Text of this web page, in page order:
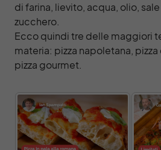
di farina, lievito, acqua, olio,
zucchero.
Ecco quindi tre delle maggiori
materia: pizza napoletana,
pizza gourmet.